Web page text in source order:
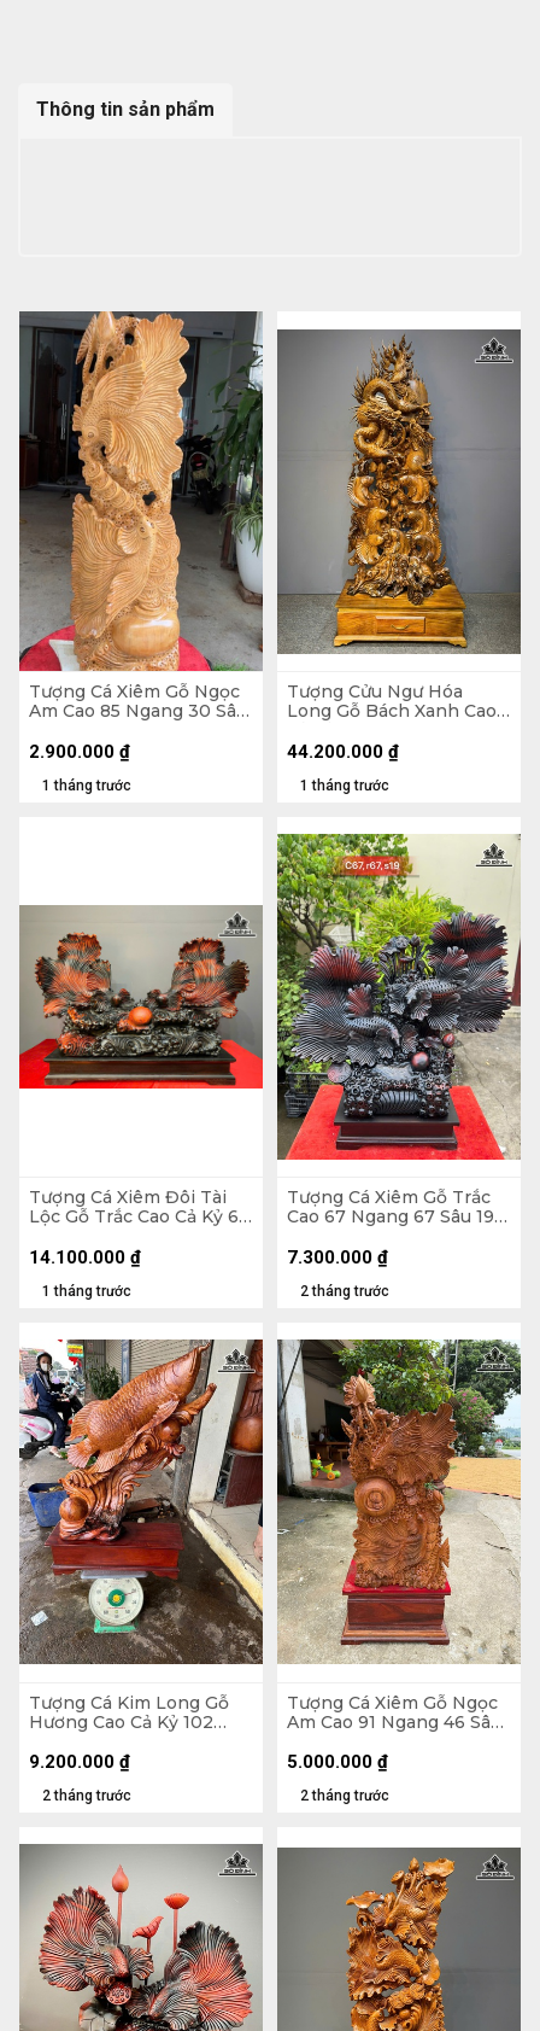
Thông tin sản phẩm
Tượng Cá Xiêm Gỗ Ngọc
Am Cao 85 Ngang 30 Sâu
1 tháng trước
2.900.000 ₫
Tượng Cửu Ngư Hóa
Long Gỗ Bách Xanh Cao
45 (cm) - Kỷ Cao 30
1 tháng trước
44.200.000 ₫
Tượng Cá Xiêm Đôi Tài
Lộc Gỗ Trắc Cao Cả Kỷ 66
Kỷ Cao 10
1 tháng trước
14.100.000 ₫
Tượng Cá Xiêm Gỗ Trắc
Cao 67 Ngang 67 Sâu 19
2 tháng trước
7.300.000 ₫
Tượng Cá Kim Long Gỗ
Hương Cao Cả Kỷ 102
Kỷ Cao 20
2 tháng trước
9.200.000 ₫
Tượng Cá Xiêm Gỗ Ngọc
Am Cao 91 Ngang 46 Sâu
2 tháng trước
5.000.000 ₫